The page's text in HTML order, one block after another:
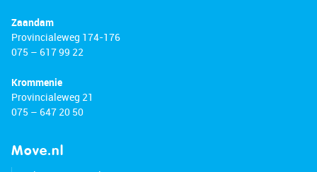
Zaandam
Provincialeweg 174-176
075 – 617 99 22
Krommenie
Provincialeweg 21
075 – 647 20 50
Move.nl